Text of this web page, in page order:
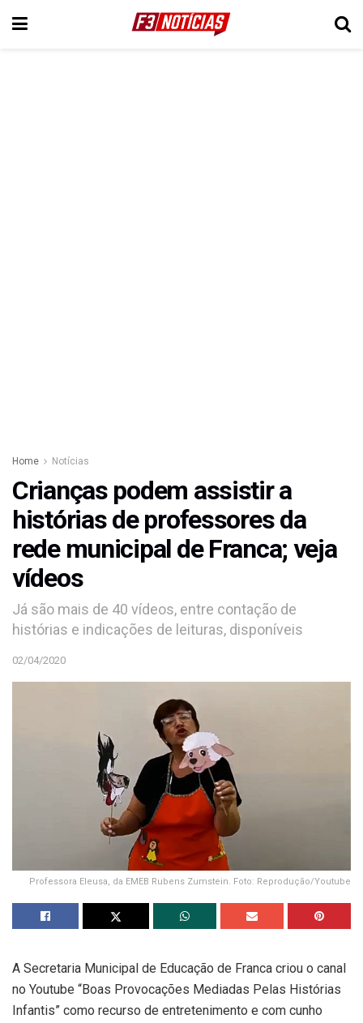
Home Notícias
Crianças podem assistir a
histórias de professores da
rede municipal de Franca; veja
vídeos
Já são mais de 40 vídeos, entre contação de
histórias e indicações de leituras, disponíveis
02/04/2020
Professora Eleusa, da EMEB Rubens Zumstein. Foto: Reprodução/Youtube
A Secretaria Municipal de Educação de Franca criou o canal
no Youtube “Boas Provocações Mediadas Pelas Histórias
Infantis” como recurso de entretenimento e com cunho